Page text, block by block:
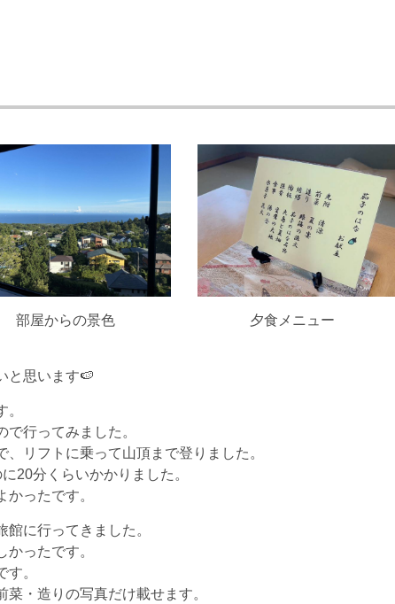
からの景色 夕食メニュー 先
と思います🍉
行ってみました。
リフトに乗って山頂まで登りました。
20分くらいかかりました。
ったです。
に行ってきました。
ったです。
。
・造りの写真だけ載せます。